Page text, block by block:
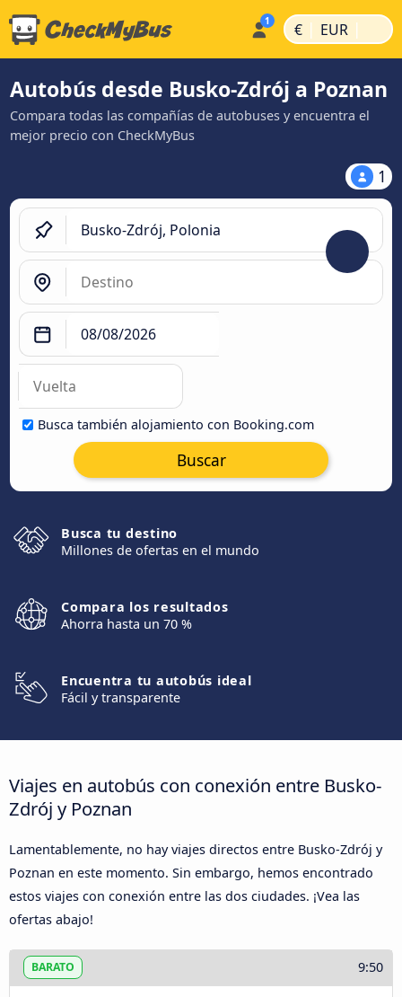
€ | EUR |
Autobús desde Busko-Zdrój a Poznan
Compara todas las compañías de autobuses y encuentra el
mejor precio con CheckMyBus
1
Busca también alojamiento con Booking.com
Buscar
Busca tu destino
Millones de ofertas en el mundo
Compara los resultados
Ahorra hasta un 70 %
Encuentra tu autobús ideal
Fácil y transparente
Viajes en autobús con conexión entre Busko-
Zdrój y Poznan
Lamentablemente, no hay viajes directos entre Busko-Zdrój y
Poznan en este momento. Sin embargo, hemos encontrado
estos viajes con conexión entre las dos ciudades. ¡Vea las
ofertas abajo!
BARATO 9:50